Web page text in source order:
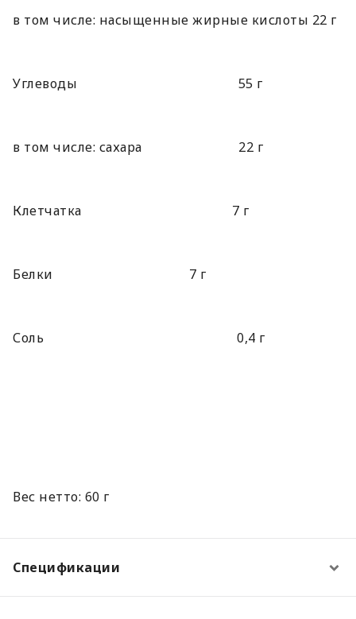
в том числе: насыщенные жирные кислоты 22 г
Углеводы 55 г
в том числе: сахара 22 г
Клетчатка 7 г
Белки 7 г
Соль 0,4 г
Вес нетто: 60 г
Спецификации